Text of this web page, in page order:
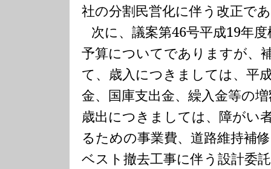
社の分割民営化に伴う改正で
次に、議案第46号平成19年
予算についてでありますが、
て、歳入につきましては、平
金、国庫支出金、繰入金等の
歳出につきましては、障がい
るための事業費、道路維持補
ベスト撤去工事に伴う設計委